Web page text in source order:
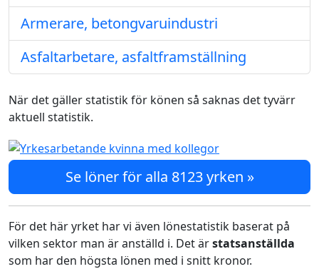
Armerare, betongvaruindustri
Asfaltarbetare, asfaltframställning
När det gäller statistik för könen så saknas det tyvärr
aktuell statistik.
Se löner för alla 8123 yrken »
För det här yrket har vi även lönestatistik baserat på
vilken sektor man är anställd i. Det ärstatsanställda
som har den högsta lönen med i snitt kronor.